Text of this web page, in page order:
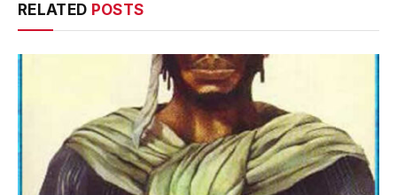
RELATED POSTS